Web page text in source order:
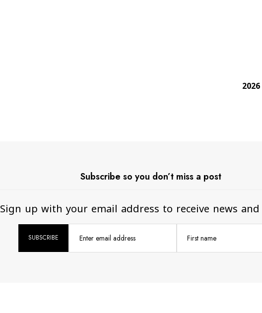
Subscribe so you don’t miss a post
Sign up with your email address to receive news
First name
Enter email address